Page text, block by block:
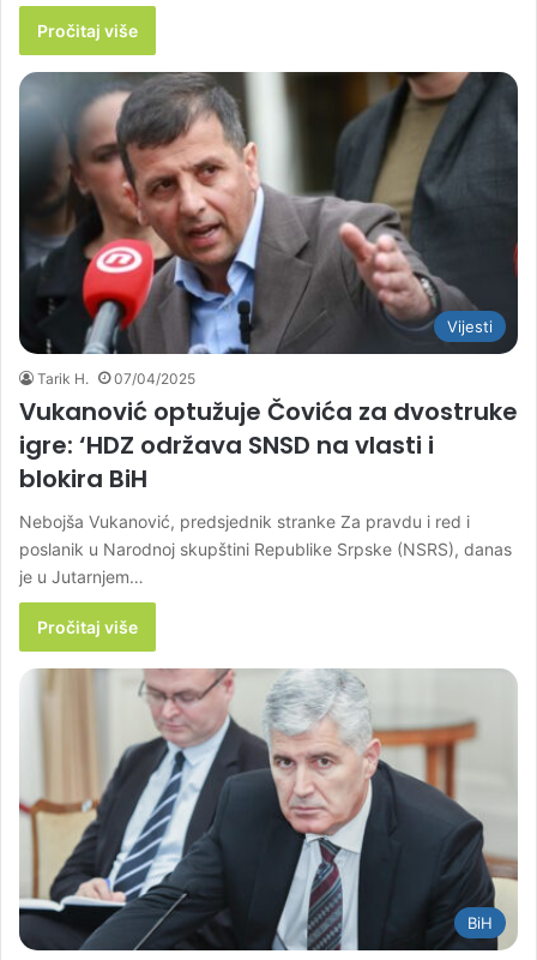
Pročitaj više
Vijesti
Tarik H. 07/04/2025
Vukanović optužuje Čovića za dvostruke
igre: ‘HDZ održava SNSD na vlasti i
blokira BiH
Nebojša Vukanović, predsjednik stranke Za pravdu i red i
poslanik u Narodnoj skupštini Republike Srpske (NSRS), danas
je u Jutarnjem…
Pročitaj više
BiH